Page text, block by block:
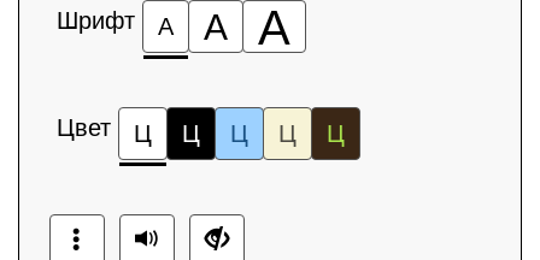
Шрифт А А А
Цвет Ц Ц Ц Ц Ц